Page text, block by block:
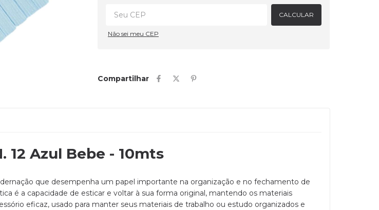
Alterar CEP
CALCULAR
Não sei meu CEP
Compartilhar
12 Azul Bebe - 10mts
que desempenha um papel importante na organização e no fechamento de
é a capacidade de esticar e voltar à sua forma original, mantendo os materiais
eficaz, usado para manter seus materiais de trabalho ou estudo organizados e